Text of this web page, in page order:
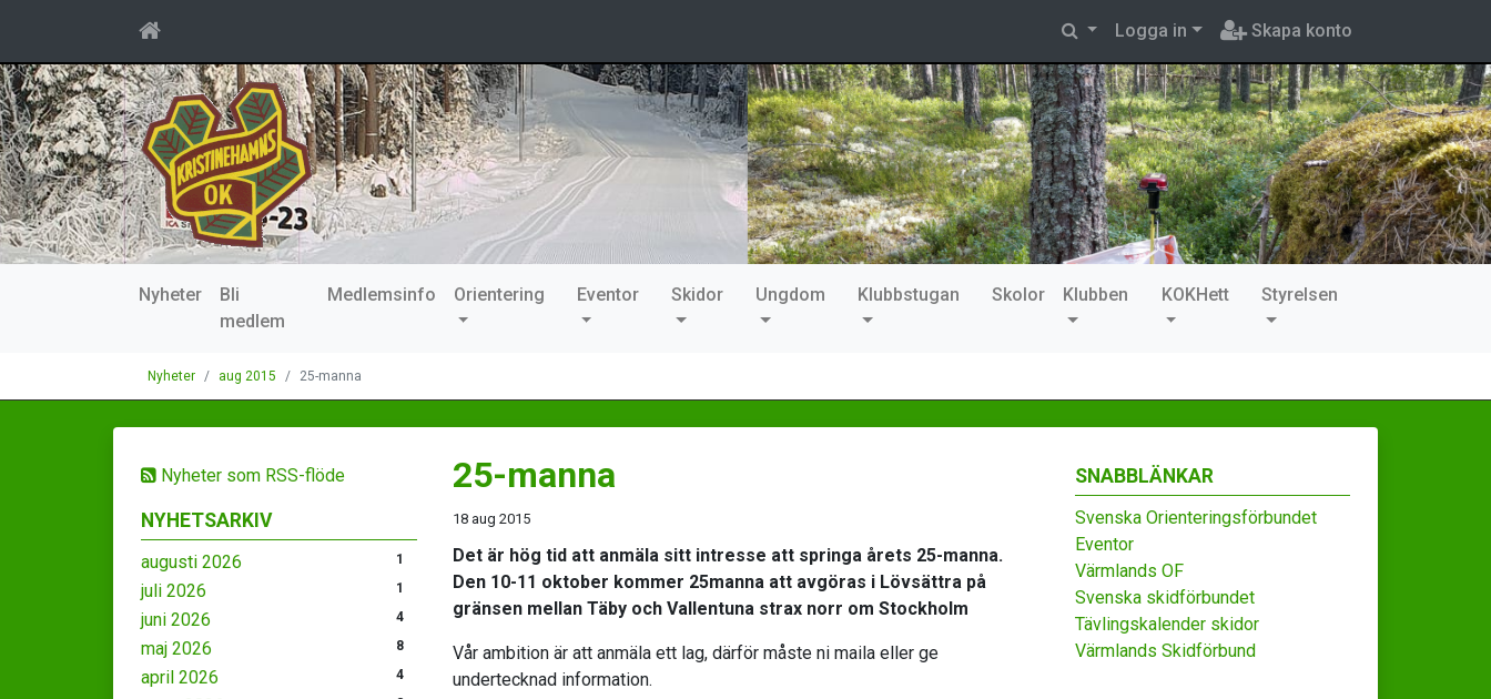
Logga in Skapa konto
Nyheter
Bli
medlem
Medlemsinfo Orientering Eventor Skidor Ungdom Klubbstugan Skolor Klubben KOKHett Styrelsen
Nyheter aug 2015 25-manna
Nyheter som RSS-flöde
NYHETSARKIV
augusti 2026 1
juli 2026 1
juni 2026 4
maj 2026 8
april 2026 4
25-manna
18 aug 2015
Det är hög tid att anmäla sitt intresse att springa årets 25-manna.
Den 10-11 oktober kommer 25manna att avgöras i Lövsättra på
gränsen mellan Täby och Vallentuna strax norr om Stockholm
Vår ambition är att anmäla ett lag, därför måste ni maila eller ge
undertecknad information.
SNABBLÄNKAR
Svenska Orienteringsförbundet
Eventor
Värmlands OF
Svenska skidförbundet
Tävlingskalender skidor
Värmlands Skidförbund